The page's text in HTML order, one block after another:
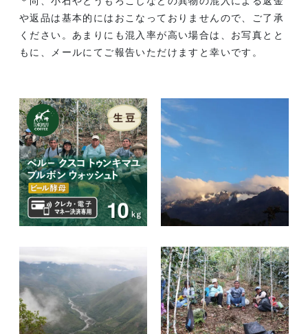
や返品は基本的にはおこなっておりませんので、ご了承
ください。あまりにも混入率が高い場合は、お写真とと
もに、メールにてご報告いただけますと幸いです。